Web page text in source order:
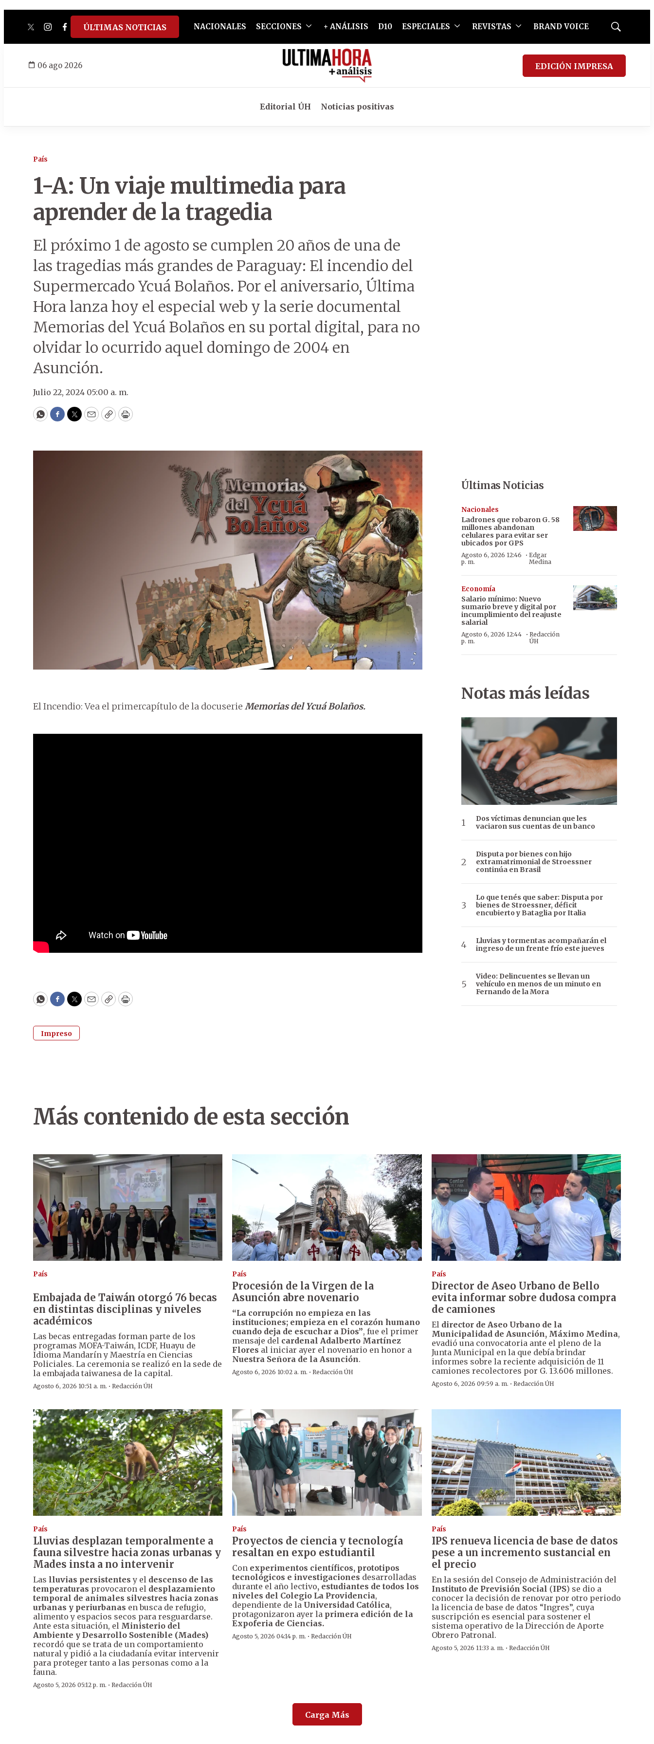
twitterinstagram
facebook
tiktokyoutube
spotify
ÚLTIMAS NOTICIAS NACIONALES SECCIONES + ANÁLISIS D10 ESPECIALES REVISTAS BRAND VOICE
Mostrar
06 ago 2026 EDICIÓN IMPRESA
Editorial ÚH Noticias positivas
País
1-A: Un viaje multimedia para
aprender de la tragedia
El próximo 1 de agosto se cumplen 20 años de una de
las tragedias más grandes de Paraguay: El incendio del
Supermercado Ycuá Bolaños. Por el aniversario, Última
Hora lanza hoy el especial web y la serie documental
Memorias del Ycuá Bolaños en su portal digital, para no
olvidar lo ocurrido aquel domingo de 2004 en
Asunción.
Julio 22, 2024 05:00 a. m.
WhatsApp
Facebook
Twitter
EmailCopyPrint
El Incendio: Vea el primercapítulo de la docuserie Memorias del Ycuá Bolaños.
WhatsApp
Facebook
Twitter
EmailCopyPrint
Impreso
Últimas Noticias
Nacionales
Ladrones que robaron G. 58
millones abandonan
celulares para evitar ser
ubicados por GPS
Agosto 6, 2026 12:46
p. m.
· Edgar
Medina
Economía
Salario mínimo: Nuevo
sumario breve y digital por
incumplimiento del reajuste
salarial
Agosto 6, 2026 12:44
p. m.
· Redacción
ÚH
Notas más leídas
Dos víctimas denuncian que les
vaciaron sus cuentas de un banco
Disputa por bienes con hijo
extramatrimonial de Stroessner
continúa en Brasil
Lo que tenés que saber: Disputa por
bienes de Stroessner, déficit
encubierto y Bataglia por Italia
Lluvias y tormentas acompañarán el
ingreso de un frente frío este jueves
Video: Delincuentes se llevan un
vehículo en menos de un minuto en
Fernando de la Mora
Más contenido de esta sección
País
Embajada de Taiwán otorgó 76 becas
en distintas disciplinas y niveles
académicos
Las becas entregadas forman parte de los
programas MOFA-Taiwán, ICDF, Huayu de
Idioma Mandarín y Maestría en Ciencias
Policiales. La ceremonia se realizó en la sede de
la embajada taiwanesa de la capital.
Agosto 6, 2026 10:51 a. m. · Redacción ÚH
País
Procesión de la Virgen de la
Asunción abre novenario
“La corrupción no empieza en las
instituciones; empieza en el corazón humano
cuando deja de escuchar a Dios”, fue el primer
mensaje del cardenal Adalberto Martínez
Flores al iniciar ayer el novenario en honor a
Nuestra Señora de la Asunción.
Agosto 6, 2026 10:02 a. m. ·Redacción ÚH
País
Director de Aseo Urbano de Bello
evita informar sobre dudosa compra
de camiones
El director de Aseo Urbano de la
Municipalidad de Asunción, Máximo Medina,
evadió una convocatoria ante el pleno de la
Junta Municipal en la que debía brindar
informes sobre la reciente adquisición de 11
camiones recolectores por G. 13.606 millones.
Agosto 6, 2026 09:59 a. m. · Redacción ÚH
País
Lluvias desplazan temporalmente a
fauna silvestre hacia zonas urbanas y
Mades insta a no intervenir
Las lluvias persistentes y el descenso de las
temperaturas provocaron el desplazamiento
temporal de animales silvestres hacia zonas
urbanas y periurbanas en busca de refugio,
alimento y espacios secos para resguardarse.
Ante esta situación, el Ministerio del
Ambiente y Desarrollo Sostenible (Mades)
recordó que se trata de un comportamiento
natural y pidió a la ciudadanía evitar intervenir
para proteger tanto a las personas como a la
fauna.
Agosto 5, 2026 05:12 p. m. · Redacción ÚH
País
Proyectos de ciencia y tecnología
resaltan en expo estudiantil
Con experimentos científicos, prototipos
tecnológicos e investigaciones desarrolladas
durante el año lectivo, estudiantes de todos los
niveles del Colegio La Providencia,
dependiente de la Universidad Católica,
protagonizaron ayer la primera edición de la
Expoferia de Ciencias.
Agosto 5, 2026 04:14 p. m. ·Redacción ÚH
País
IPS renueva licencia de base de datos
pese a un incremento sustancial en
el precio
En la sesión del Consejo de Administración del
Instituto de Previsión Social (IPS) se dio a
conocer la decisión de renovar por otro periodo
la licencia de base de datos “Ingres”, cuya
suscripción es esencial para sostener el
sistema operativo de la Dirección de Aporte
Obrero Patronal.
Agosto 5, 2026 11:33 a. m. · Redacción ÚH
Carga Más